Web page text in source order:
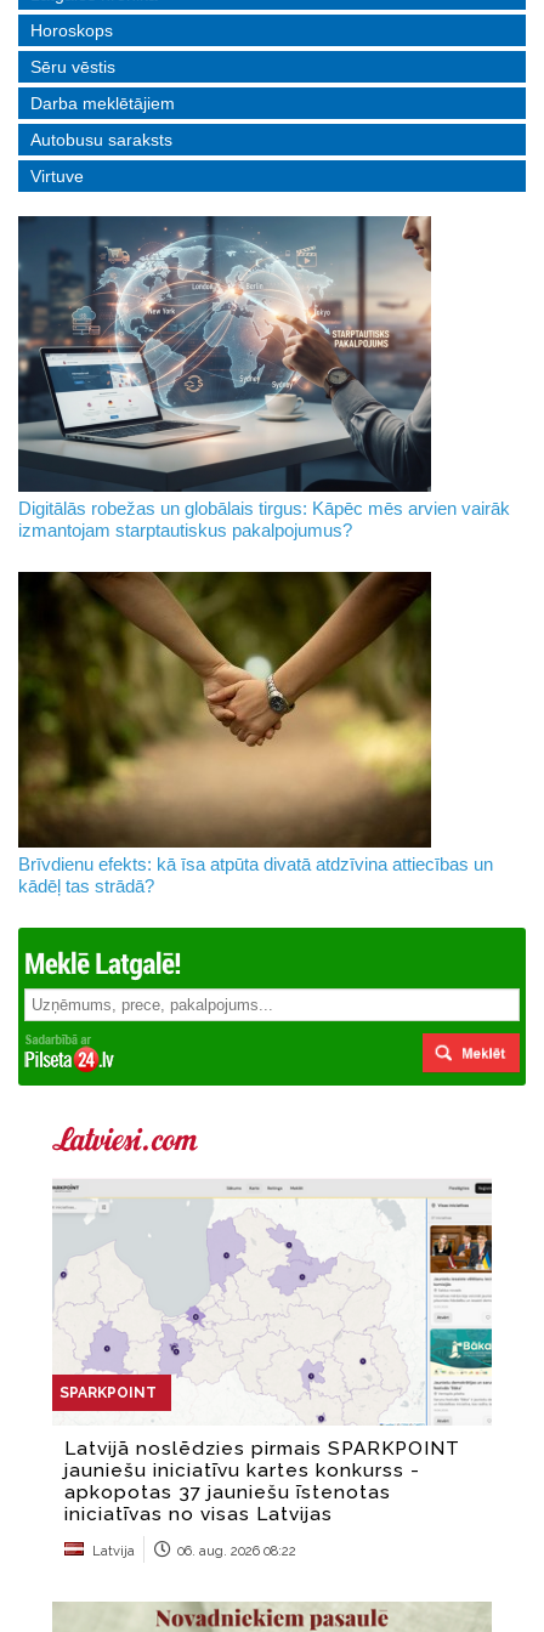
Horoskops
Sēru vēstis
Darba meklētājiem
Autobusu saraksts
Virtuve
Digitālās robežas un globālais tirgus: Kāpēc mēs arvien vairāk
izmantojam starptautiskus pakalpojumus?
Brīvdienu efekts: kā īsa atpūta divatā atdzīvina attiecības un
kādēļ tas strādā?